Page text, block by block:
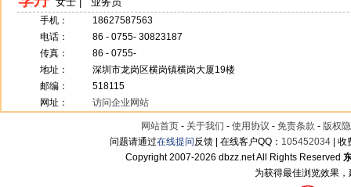
手机：
18627587563
电话：
86 - 0755- 30823187
传真：
86 - 0755-
地址：
深圳市龙岗区横岗镇横岗大厦19楼
邮编：
518115
网址：
访问企业网站
网站首页 - 关于我们 - 使用协议 - 免责条款 - 版权
问题请通过在线提问反馈 | 在线客户QQ： 105452034 |
Copyright 2007-2026 dbzz.net All Rights Reserved
为获得最佳浏览效果